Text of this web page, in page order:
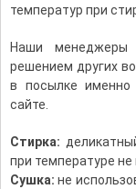
температур при
Наши
решением других
в посылке
сайте.
Стирка:
при температуре
Сушка: не